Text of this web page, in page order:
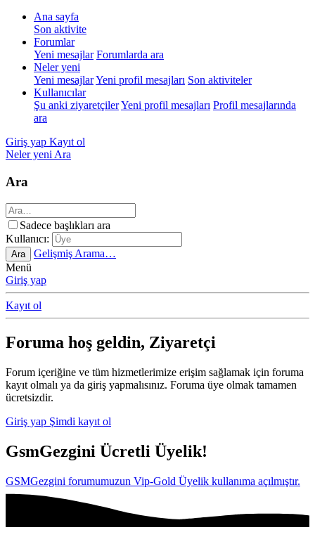
Ana sayfa
Son aktivite
Forumlar
Yeni mesajlar Forumlarda ara
Neler yeni
Yeni mesajlarYeni profil mesajları Son aktiviteler
Kullanıcılar
Şu anki ziyaretçilerYeni profil mesajları Profil mesajlarında
ara
Giriş yap Kayıt ol
Neler yeniAra
Ara
Sadece başlıkları ara
Kullanıcı:
Ara
Gelişmiş Arama…
Menü
Giriş yap
Kayıt ol
Foruma hoş geldin, Ziyaretçi
Forum içeriğine ve tüm hizmetlerimize erişim sağlamak için foruma
kayıt olmalı ya da giriş yapmalısınız. Foruma üye olmak tamamen
ücretsizdir.
Giriş yap Şimdi kayıt ol
GsmGezgini Ücretli Üyelik!
GSMGezgini forumumuzun Vip-Gold Üyelik kullanıma açılmıştır.